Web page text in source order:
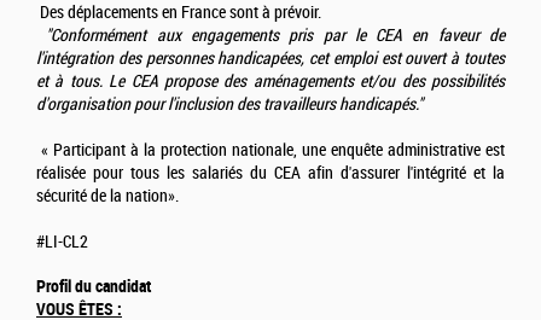
Des déplacements en France sont à prévoir.
"Conformément aux engagements pris par le CEA en faveur de
l'intégration des personnes handicapées, cet emploi est ouvert à toutes
et à tous. Le CEA propose des aménagements et/ou des possibilités
d'organisation pour l'inclusion des travailleurs handicapés."
« Participant à la protection nationale, une enquête administrative est
réalisée pour tous les salariés du CEA afin d'assurer l'intégrité et la
sécurité de la nation».
#LI-CL2
Profil du candidat
VOUS ÊTES :